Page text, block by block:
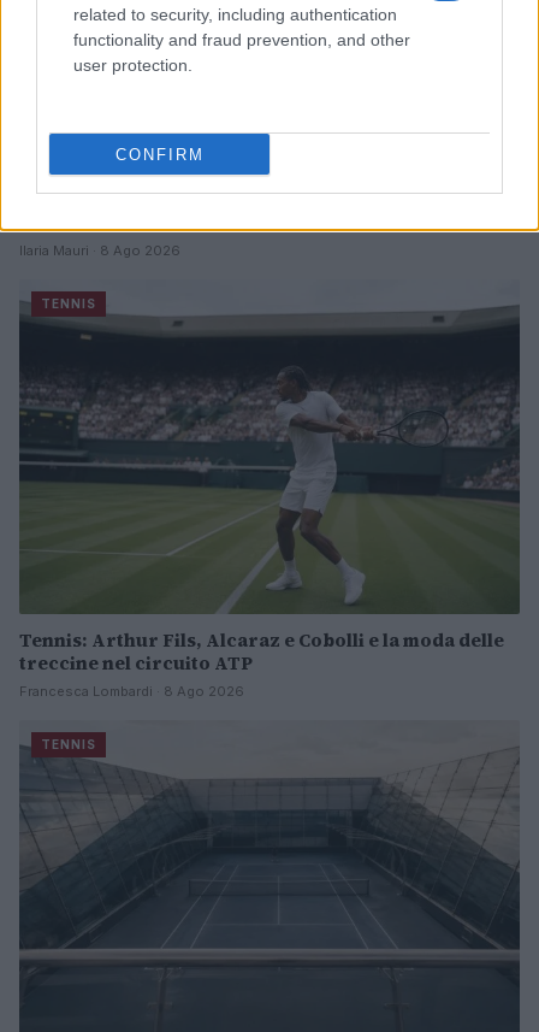
related to security, including authentication
functionality and fraud prevention, and other
user protection.
CONFIRM
Monfils e Tien: un incontro generazionale al Masters
1000 di Montréal
Ilaria Mauri · 8 Ago 2026
TENNIS
Tennis: Arthur Fils, Alcaraz e Cobolli e la moda delle
treccine nel circuito ATP
Francesca Lombardi · 8 Ago 2026
TENNIS